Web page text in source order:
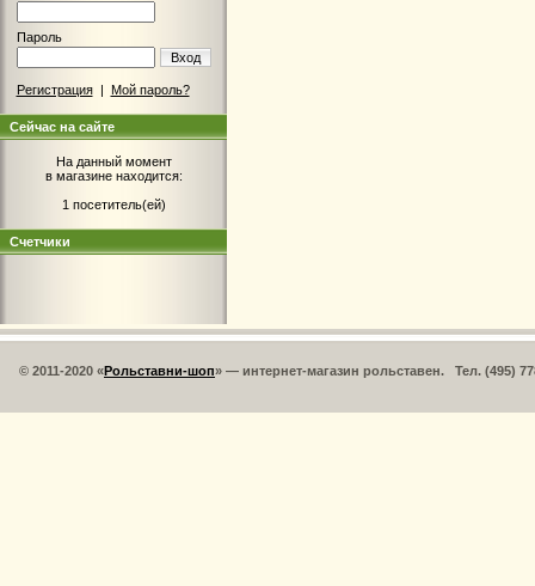
Пароль
Вход
Регистрация| Мой пароль?
Сейчас на сайте
На данный момент
в магазине находится:
1 посетитель(ей)
Счетчики
© 2011-2020 «Рольставни-шоп» — интернет-магазин рольставен. Тел. (495)